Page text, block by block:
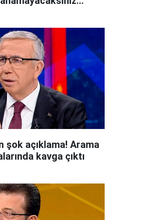
şok açıklama! Arama
kavga çıktı